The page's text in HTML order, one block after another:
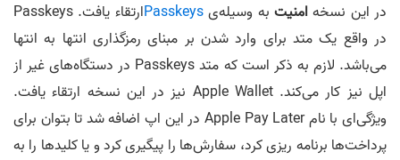
در این نسخهامنیت به وسیله‌یPasskeys
ارتقاء یافت. Passkeys
در واقع یک متد برای وارد شدن بر مبنای رمزگذاری انتها به انتها
می‌باشد. لازم به ذکر است که متد Passkeys در دستگاه‌های غیر از
اپل نیز کار می‌کند. Apple Wallet نیز در این نسخه ارتقاء یافت.
ویژگی‌ای با نام Apple Pay Later در این اپ اضافه شد تا بتوان برای
پرداخت‌ها برنامه ریزی کرد، سفارش‌ها را پیگیری کرد و یا کلیدها را به